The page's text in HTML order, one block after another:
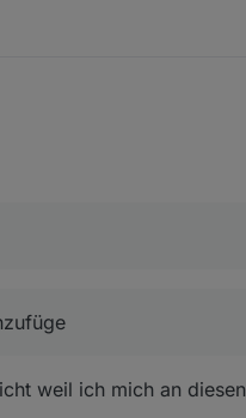
weil ich mich an diesen